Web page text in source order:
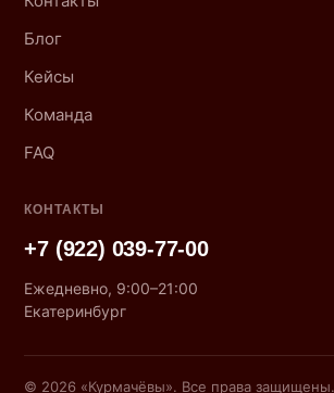
Блог
Кейсы
Команда
FAQ
КОНТАКТЫ
+7 (922) 039-77-00
Ежедневно, 9:00–21:00
Екатеринбург
© 2026 «Курмачёвы». Все права защищены.